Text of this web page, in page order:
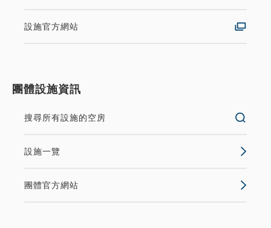
設施官方網站
團體設施資訊
搜尋所有設施的空房
設施一覽
團體官方網站